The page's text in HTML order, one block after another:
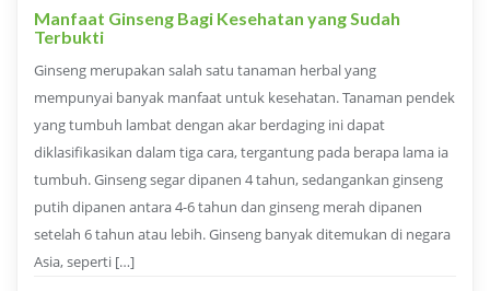
Manfaat Ginseng Bagi Kesehatan yang Sudah
Terbukti
Ginseng merupakan salah satu tanaman herbal yang
mempunyai banyak manfaat untuk kesehatan. Tanaman pendek
yang tumbuh lambat dengan akar berdaging ini dapat
diklasifikasikan dalam tiga cara, tergantung pada berapa lama ia
tumbuh. Ginseng segar dipanen 4 tahun, sedangankan ginseng
putih dipanen antara 4-6 tahun dan ginseng merah dipanen
setelah 6 tahun atau lebih. Ginseng banyak ditemukan di negara
Asia, seperti […]